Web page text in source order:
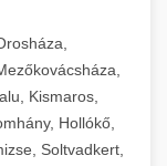
Kismaros,
Hollókő,
Soltvadkert,